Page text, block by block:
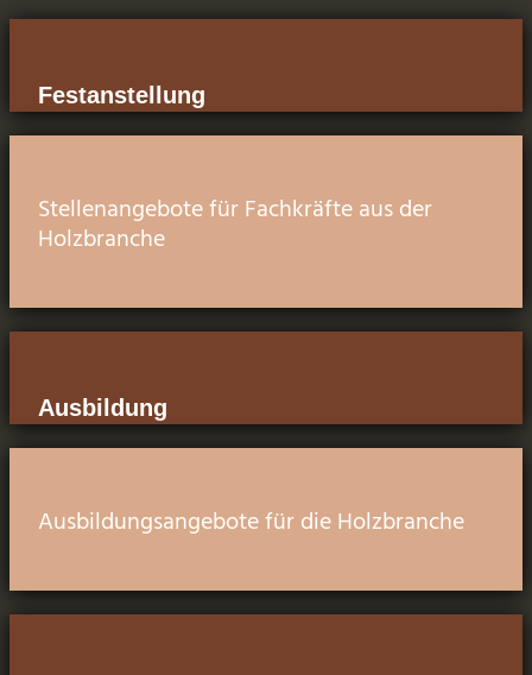
Festanstellung
Stellenangebote für Fachkräfte aus der
Holzbranche
Ausbildung
Ausbildungsangebote für die Holzbranche